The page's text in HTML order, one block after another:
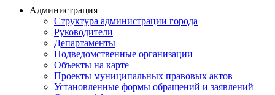
Администрация
Структура администрации города
Руководители
Департаменты
Подведомственные организации
Объекты на карте
Проекты муниципальных правовых актов
Установленные формы обращений и заявлений